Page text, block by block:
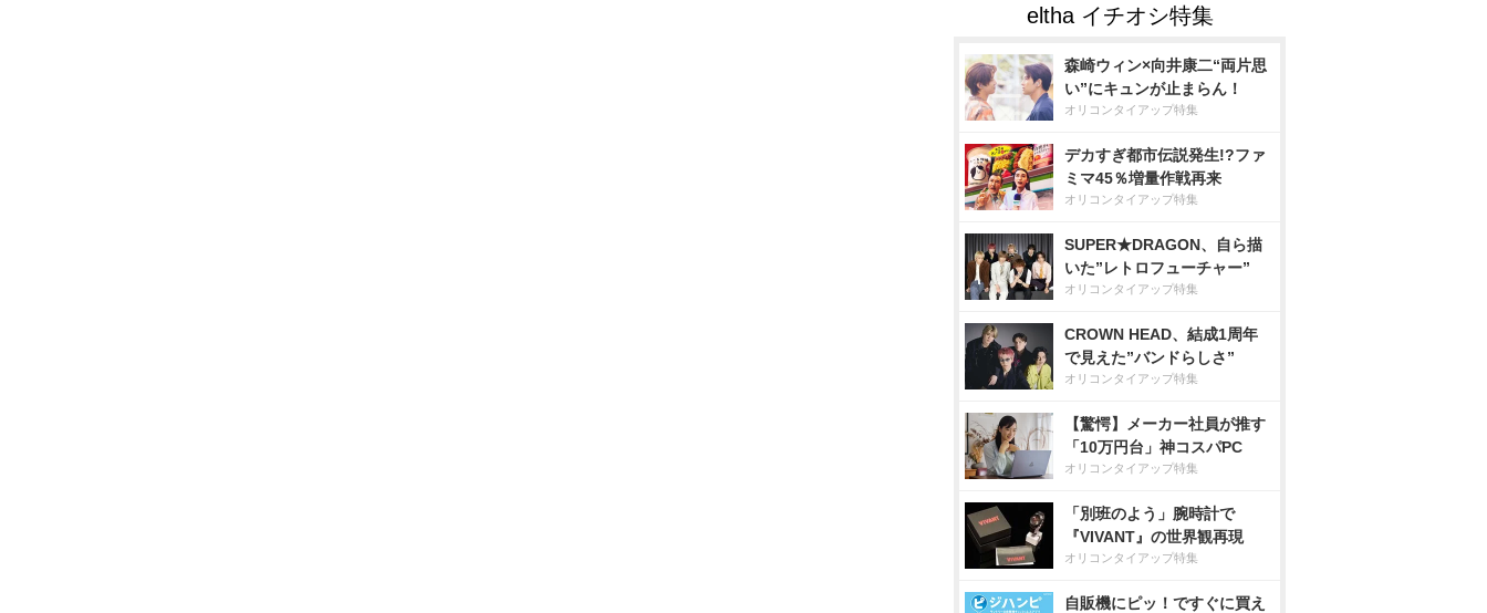
森崎ウィン×向井康二“両片思
い”にキュンが止まらん！
オリコンタイアップ特集
デカすぎ都市伝説発生!?ファ
ミマ45％増量作戦再来
オリコンタイアップ特集
SUPER★DRAGON、自ら描
いた”レトロフューチャー”
オリコンタイアップ特集
CROWN HEAD、結成1周年
で見えた”バンドらしさ”
オリコンタイアップ特集
【驚愕】メーカー社員が推す
「10万円台」神コスパPC
オリコンタイアップ特集
「別班のよう」腕時計で
『VIVANT』の世界観再現
オリコンタイアップ特集
自販機にピッ！ですぐに買え